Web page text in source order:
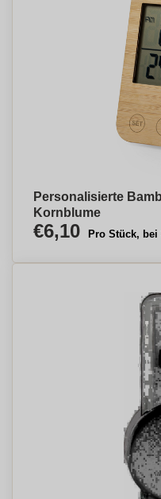
Personalisierte
Kornblume
€6,10 Pro Stück, bei